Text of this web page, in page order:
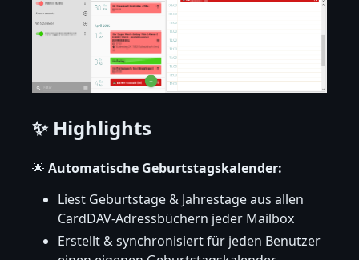
✨ Highlights
🌟 Automatische Geburtstagskalender:
Liest Geburtstage & Jahrestage aus allen
CardDAV-Adressbüchern jeder Mailbox
Erstellt & synchronisiert für jeden Benutzer